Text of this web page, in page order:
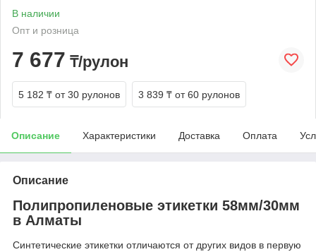
В наличии
Опт и розница
7 677 ₸/рулон
5 182 ₸ от 30 рулонов 3 839 ₸ от 60 рулонов
Описание Характеристики Доставка Оплата
Описание
Полипропиленовые этикетки 58мм/30мм
в Алматы
Синтетические этикетки отличаются от других видов в первую